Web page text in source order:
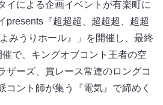
イによる企画イベントが有楽町に
presents『超超超、超超超、超超
みうりホール』」を開催し、最終
で、キングオブコント王者の空
ザーズ、賞レース常連のロングコ
コント師が集う『電気』で締めく